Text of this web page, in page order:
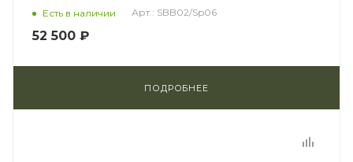
Есть в наличии Арт.: SBB02/Sp06
52 500 ₽
ПОДРОБНЕЕ